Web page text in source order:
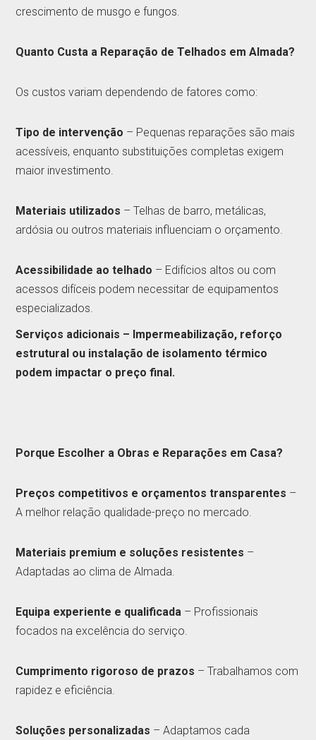
crescimento de musgo e fungos.
Quanto Custa a Reparação de Telhados em Almada?
Os custos variam dependendo de fatores como:
Tipo de intervenção – Pequenas reparações são mais
acessíveis, enquanto substituições completas exigem
maior investimento.
Materiais utilizados – Telhas de barro, metálicas,
ardósia ou outros materiais influenciam o orçamento.
Acessibilidade ao telhado – Edifícios altos ou com
acessos difíceis podem necessitar de equipamentos
especializados.
Serviços adicionais – Impermeabilização, reforço
estrutural ou instalação de isolamento térmico
podem impactar o preço final.
Porque Escolher a Obras e Reparações em Casa?
Preços competitivos e orçamentos transparentes –
A melhor relação qualidade-preço no mercado.
Materiais premium e soluções resistentes –
Adaptadas ao clima de Almada.
Equipa experiente e qualificada – Profissionais
focados na excelência do serviço.
Cumprimento rigoroso de prazos – Trabalhamos com
rapidez e eficiência.
Soluções personalizadas – Adaptamos cada